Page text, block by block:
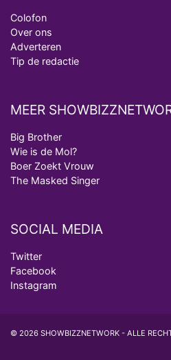
Colofon
Over ons
Adverteren
Tip de redactie
MEER
Big Brother
Wie is de Mol?
Boer Zoekt Vrouw
The Masked Singer
SOCIAL MEDIA
Twitter
Facebook
Instagram
© 2026 SHOWBIZZNETWORK - ALLE